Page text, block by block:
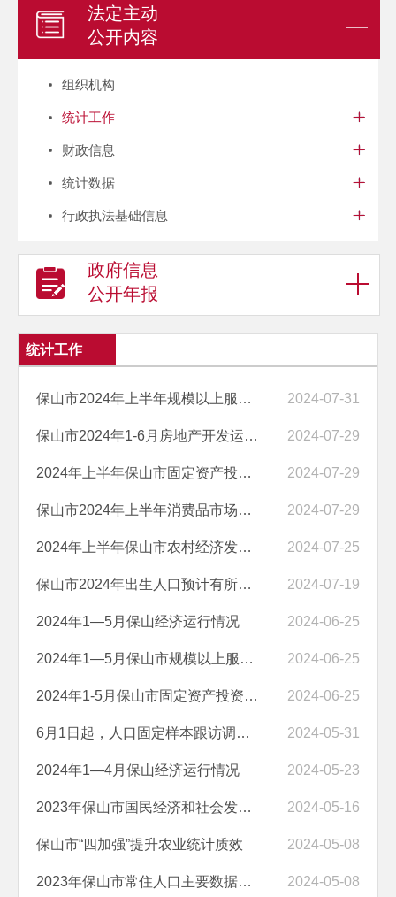
法定主动
公开内容
组织机构
统计工作
财政信息
统计数据
行政执法基础信息
政府信息
公开年报
统计工作
保山市2024年上半年规模以上服务业运行情况分析 2024-07-31
保山市2024年1-6月房地产开发运行情况简析 2024-07-29
2024年上半年保山市固定资产投资运行情况分析 2024-07-29
保山市2024年上半年消费品市场运行情况分析 2024-07-29
2024年上半年保山市农村经济发展稳中向好 2024-07-25
保山市2024年出生人口预计有所下降 2024-07-19
2024年1—5月保山经济运行情况 2024-06-25
2024年1—5月保山市规模以上服务业运行情况分析 2024-06-25
2024年1-5月保山市固定资产投资运行情况分析 2024-06-25
6月1日起，人口固定样本跟访调查请您支持！ 2024-05-31
2024年1—4月保山经济运行情况 2024-05-23
2023年保山市国民经济和社会发展统计公报 2024-05-16
保山市“四加强”提升农业统计质效 2024-05-08
2023年保山市常住人口主要数据公报 2024-05-08